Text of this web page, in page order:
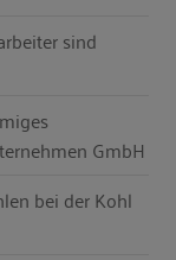
sind
GmbH
bei der Kohl